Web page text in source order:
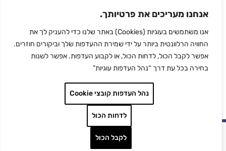
אנחנו מעריכים את פרטיותך.
אנו משתמשים בעוגיות (Cookies) באתר שלנו כדי להעניק לך את
החוויה הרלוונטית ביותר על ידי שמירת ההעדפות שלך וביקורים חוזרים.
אפשר לקבל הכול, לדחות הכול, או לקבוע העדפות. אפשר לשנות
בחירה בכל עת דרך “נהל העדפות עוגיות”
נהל העדפות קובצי Cookie
לדחות הכול
לקבל הכול
מדפסות תלת מימד
הלחמת פלסטיק
לכל המותגים
צור קשר
Developed by
שמורות SU-PAD ©